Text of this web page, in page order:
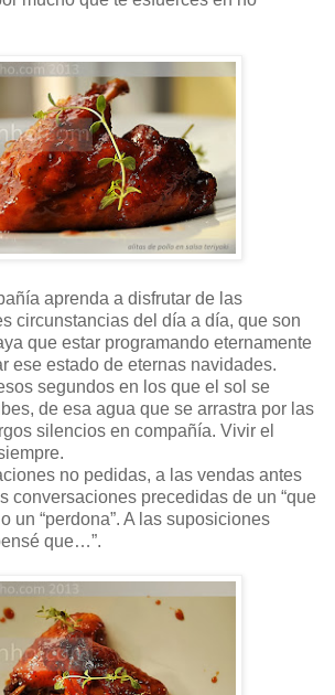
aprenda a disfrutar de las
circunstancias del día a día, que son
que estar programando eternamente
ese estado de eternas navidades.
segundos en los que el sol se
de esa agua que se arrastra por las
silencios en compañía. Vivir el
no pedidas, a las vendas antes
conversaciones precedidas de un “que
un “perdona”. A las suposiciones
que…”.